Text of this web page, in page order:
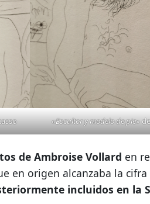
«Escultor y modelo de pie»
de Ambroise Vollard en
en origen alcanzaba la cifra
incluidos en la